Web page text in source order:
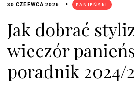
30 CZERWCA 2026 PANIEŃSKI
Jak dobrać
wieczór
poradnik 2024/